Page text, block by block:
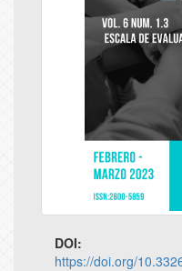
DOI:
https://doi.org/